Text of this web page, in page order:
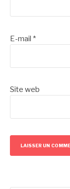
E-mail *
Site web